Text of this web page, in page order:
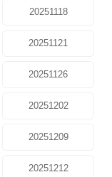
20251118
20251121
20251126
20251202
20251209
20251212